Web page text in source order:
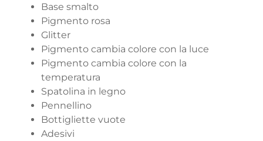
Base smalto
Pigmento rosa
Glitter
Pigmento cambia colore con la luce
Pigmento cambia colore con la
temperatura
Spatolina in legno
Pennellino
Bottigliette vuote
Adesivi